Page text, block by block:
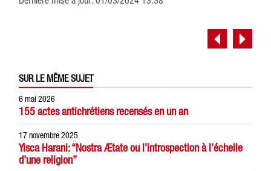
SUR LE MÊME SUJET
6 mai 2026
155 actes antichrétiens recensés en un an
17 novembre 2025
Yisca Harani: “Nostra Ætate ou l’introspection à l’échelle
d’une religion”